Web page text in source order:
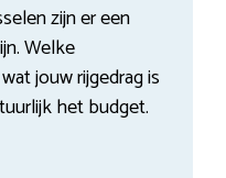
zijn er een
Welke
jouw rijgedrag is
het budget.